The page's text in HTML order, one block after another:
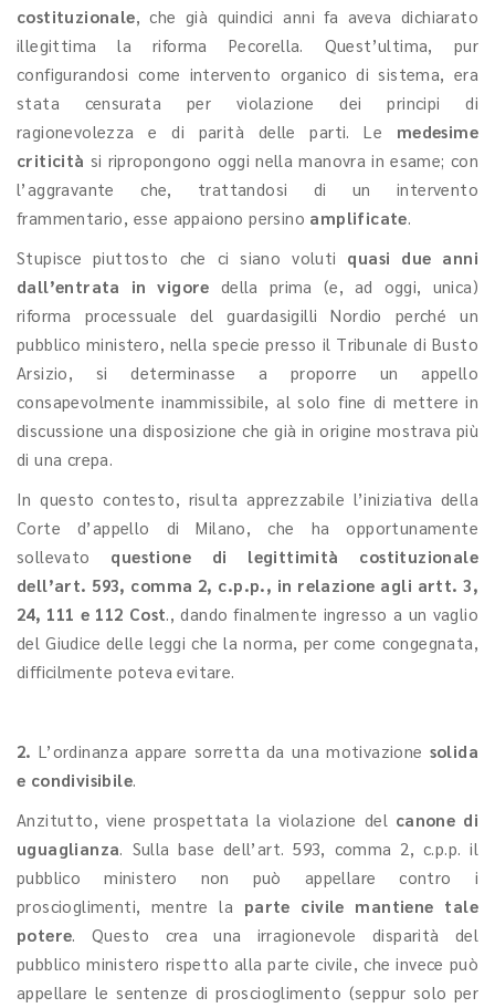
costituzionale , che già quindici anni fa aveva dichiarato
illegittima la riforma Pecorella. Quest’ultima, pur
configurandosi come intervento organico di sistema, era
stata censurata per violazione dei principi di
ragionevolezza e di parità delle parti. Le medesime
criticità si ripropongono oggi nella manovra in esame; con
l’aggravante che, trattandosi di un intervento
frammentario, esse appaiono persino amplificate
Stupisce piuttosto che ci siano voluti quasi due anni
dall’entrata in vigore della prima (e, ad oggi, unica)
riforma processuale del guardasigilli Nordio perché un
pubblico ministero, nella specie presso il Tribunale di Busto
Arsizio, si determinasse a proporre un appello
consapevolmente inammissibile, al solo fine di mettere in
discussione una disposizione che già in origine mostrava più
di una crepa.
In questo contesto, risulta apprezzabile l’iniziativa della
Corte d’appello di Milano, che ha opportunamente
sollevato questione di legittimità costituzionale
dell’art. 593, comma 2, c.p.p., in relazione agli artt. 3,
24, 111 e 112 Cost ., dando finalmente ingresso a un vaglio
del Giudice delle leggi che la norma, per come congegnata,
difficilmente poteva evitare.
2. L’ordinanza appare sorretta da una motivazione solida
e condivisibile
Anzitutto, viene prospettata la violazione del canone di
uguaglianza . Sulla base dell’art. 593, comma 2, c.p.p. il
pubblico ministero non può appellare contro i
proscioglimenti, mentre la parte civile mantiene tale
potere . Questo crea una irragionevole disparità del
pubblico ministero rispetto alla parte civile, che invece può
appellare le sentenze di proscioglimento (seppur solo per